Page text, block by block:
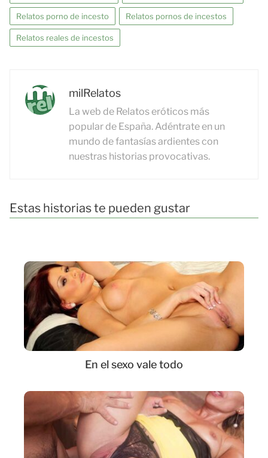
Relatos porno de incesto Relatos pornos de incestos
Relatos reales de incestos
milRelatos
La web de Relatos eróticos más
popular de España. Adéntrate en un
mundo de fantasías ardientes con
nuestras historias provocativas.
Estas historias te pueden gustar
En el sexo vale todo